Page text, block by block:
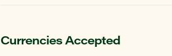
Currencies Accepted